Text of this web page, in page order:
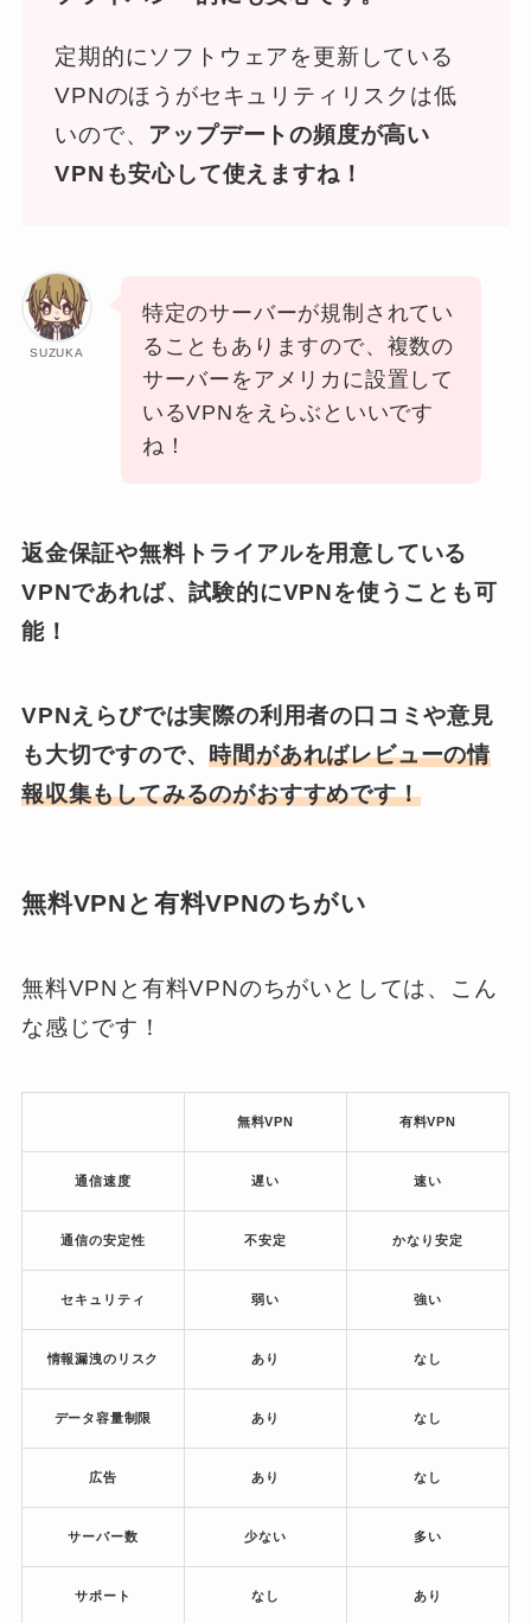
定期的にソフトウェアを更新している
VPNのほうがセキュリティリスクは低
いので、 アップデートの頻度が高い
VPNも安心して使えますね！
SUZUKA
特定のサーバーが規制されてい
ることもありますので、複数の
サーバーをアメリカに設置して
いるVPNをえらぶといいです
ね！
返金保証や無料トライアルを用意している
VPNであれば、試験的にVPNを使うことも可
能！
VPNえらびでは実際の利用者の口コミや意見
も大切ですので、時間があればレビューの情
報収集もしてみるのがおすすめです！
無料VPNと有料VPNのちがい
無料VPNと有料VPNのちがいとしては、こん
な感じです！
無料VPN 有料VPN
通信速度 遅い 速い
通信の安定性 不安定 かなり安定
セキュリティ 弱い 強い
情報漏洩のリスク あり なし
データ容量制限 あり なし
広告 あり なし
サーバー数 少ない 多い
サポート なし あり